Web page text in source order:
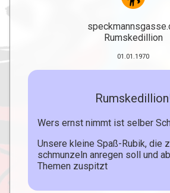
Rumskedillion
01.01.1970
Wers ernst nimmt ist selber
Unsere kleine Spaß-Rubik, die
schmunzeln anregen soll und
Themen zuspitzt